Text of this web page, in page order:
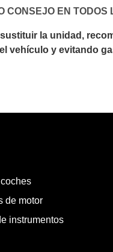
CONSEJO EN TODOS
la unidad,
vehículo y evitando
de motor
instrumentos